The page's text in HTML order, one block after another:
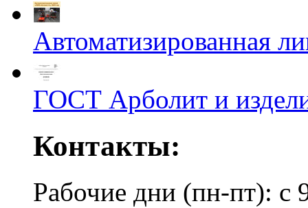
Автоматизированная
ГОСТ Арболит и
Контакты:
Рабочие дни (пн-пт): с